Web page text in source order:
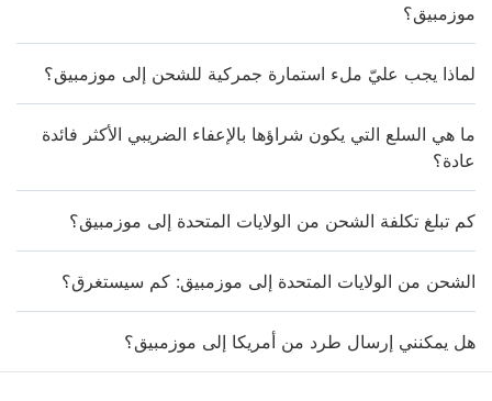
موزمبيق؟
لماذا يجب عليّ ملء استمارة جمركية للشحن إلى موزمبيق؟
ما هي السلع التي يكون شراؤها بالإعفاء الضريبي الأكثر فائدة
عادة؟
كم تبلغ تكلفة الشحن من الولايات المتحدة إلى موزمبيق؟
الشحن من الولايات المتحدة إلى موزمبيق: كم سيستغرق؟
هل يمكنني إرسال طرد من أمريكا إلى موزمبيق؟